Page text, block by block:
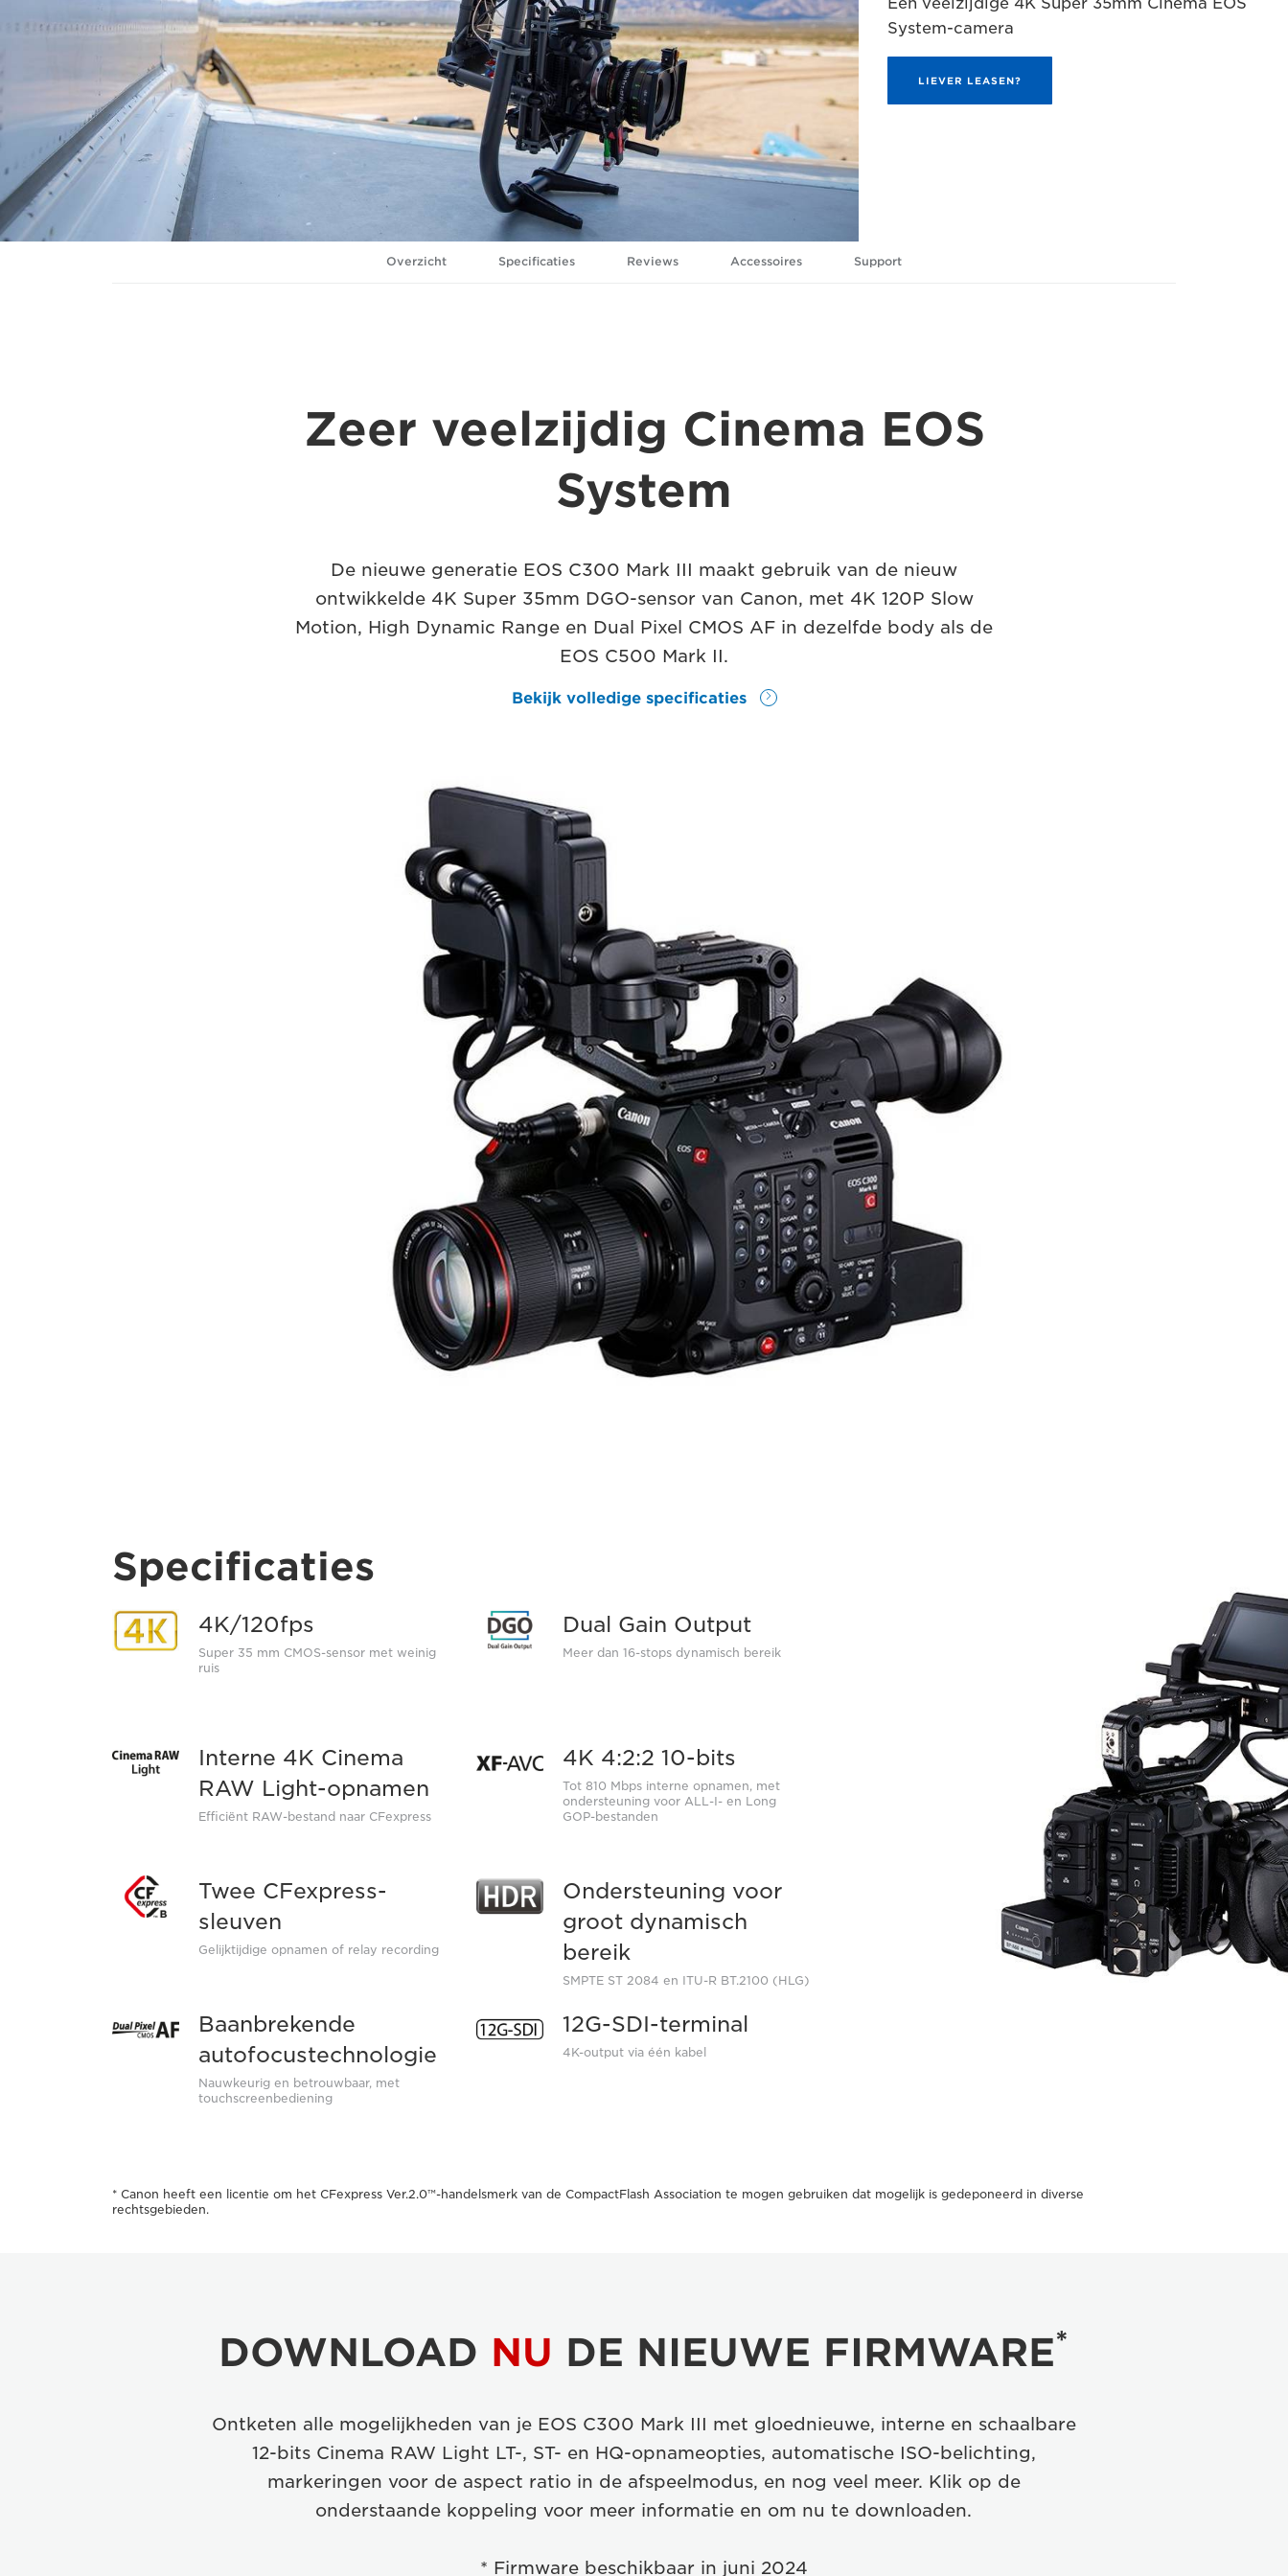
System-camera
LIEVER LEASEN?
Overzicht Specificaties Reviews Accessoires Support
Zeer veelzijdig Cinema EOS
System
De nieuwe generatie EOS C300 Mark III maakt gebruik van de nieuw
ontwikkelde 4K Super 35mm DGO-sensor van Canon, met 4K 120P Slow
Motion, High Dynamic Range en Dual Pixel CMOS AF in dezelfde body als de
EOS C500 Mark II.
Bekijk volledige specificaties
Specificaties
4K/120fps
Super 35 mm CMOS-sensor met weinig
ruis
Dual Gain Output
Meer dan 16-stops dynamisch bereik
Interne 4K Cinema
RAW Light-opnamen
Efficiënt RAW-bestand naar CFexpress
4K 4:2:2 10-bits
Tot 810 Mbps interne opnamen, met
ondersteuning voor ALL-I- en Long
GOP-bestanden
Twee CFexpress-
sleuven
Gelijktijdige opnamen of relay recording
Ondersteuning voor
groot dynamisch
bereik
SMPTE ST 2084 en ITU-R BT.2100 (HLG)
Baanbrekende
autofocustechnologie
Nauwkeurig en betrouwbaar, met
touchscreenbediening
12G-SDI-terminal
4K-output via één kabel
* Canon heeft een licentie om het CFexpress Ver.2.0™-handelsmerk van de CompactFlash Association te mogen gebruiken dat mogelijk is gedeponeerd in diverse
rechtsgebieden.
DOWNLOAD NU DE NIEUWE FIRMWARE*
Ontketen alle mogelijkheden van je EOS C300 Mark III met gloednieuwe, interne en schaalbare
12-bits Cinema RAW Light LT-, ST- en HQ-opnameopties, automatische ISO-belichting,
markeringen voor de aspect ratio in de afspeelmodus, en nog veel meer. Klik op de
onderstaande koppeling voor meer informatie en om nu te downloaden.
* Firmware beschikbaar in juni 2024